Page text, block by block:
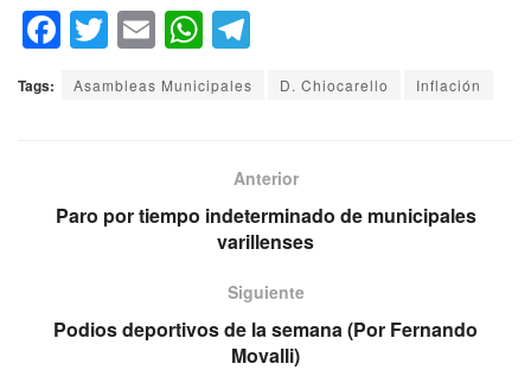
F
a
c
o
T
wi
tt
E
m
ail
W
h
at
p
p
e
a
m
Tags: Asambleas Municipales D. Chiocarello Inflación
Anterior
Paro por tiempo indeterminado de municipales
varillenses
Siguiente
Podios deportivos de la semana (Por Fernando
Movalli)